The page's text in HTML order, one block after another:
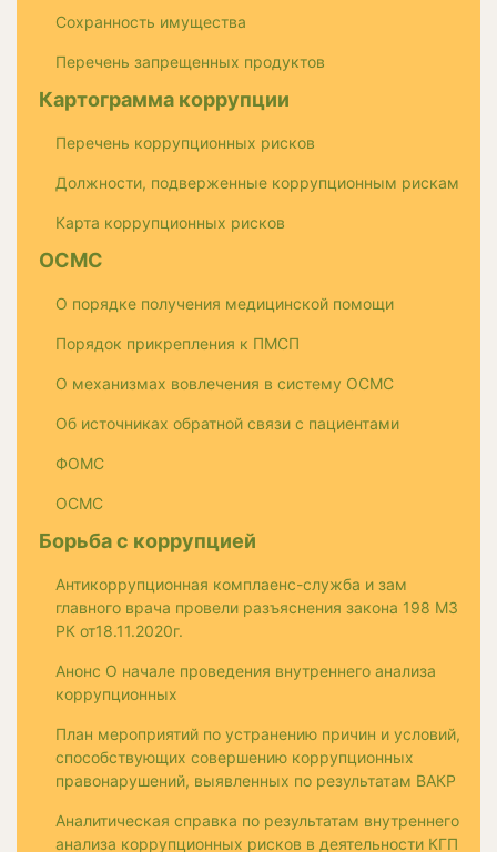
Сохранность имущества
Перечень запрещенных продуктов
Картограмма коррупции
Перечень коррупционных рисков
Должности, подверженные коррупционным рискам
Карта коррупционных рисков
ОСМС
О порядке получения медицинской помощи
Порядок прикрепления к ПМСП
О механизмах вовлечения в систему ОСМС
Об источниках обратной связи с пациентами
ФОМС
ОСМС
Борьба с коррупцией
Антикоррупционная комплаенс-служба и зам
главного врача провели разъяснения закона 198 МЗ
РК от18.11.2020г.
Анонс О начале проведения внутреннего анализа
коррупционных
План мероприятий по устранению причин и условий,
способствующих совершению коррупционных
правонарушений, выявленных по результатам ВАКР
Аналитическая справка по результатам внутреннего
анализа коррупционных рисков в деятельности КГП